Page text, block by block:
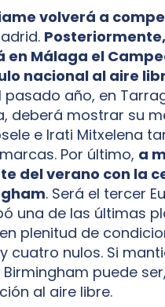
volverá a
Málaga el
nacional al aire
pasado año, en
deberá mostrar su
e Irati Mitxelena
Por último, a
del verano con la
. Será el tercer
una de las últimas
plenitud de
cuatro nulos. Si
puede
al aire libre.